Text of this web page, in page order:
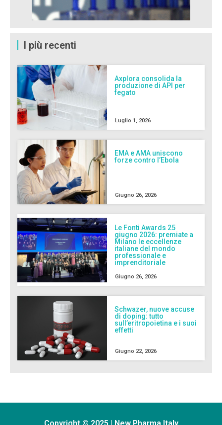
I più recenti
Axplora consolida la
produzione di API per
fegato
Luglio 1, 2026
EMA e AMA uniscono
forze contro l’Ebola
Giugno 26, 2026
Le Fonti Awards 25
giugno 2026: premiate a
Milano le eccellenze
italiane del mondo
professionale e
imprenditoriale
Giugno 26, 2026
Schwazer, nuove accuse
di doping: tutto
sull’eritropoietina e i suoi
effetti
Giugno 22, 2026